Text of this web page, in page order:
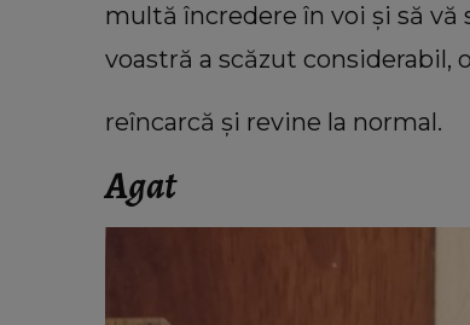
multă încredere în voi și să
voastră a scăzut considerabil,
reîncarcă și revine la normal.
Agat